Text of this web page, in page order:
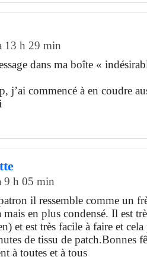
13 h 29 min
dans ma boîte «
j’ai commencé à en coudre
9 h 05 min
il ressemble comme un
mais en plus condensé. Il est
et est très facile à faire et cela
de tissu de patch.Bonnes
à toutes et à tous